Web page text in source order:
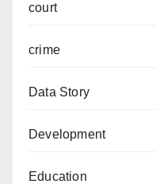
court
crime
Data Story
Development
Education